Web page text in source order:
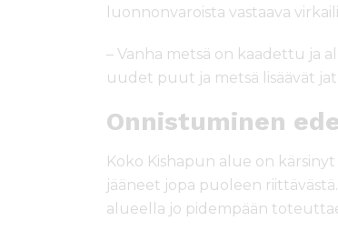
luonnonvaroista vastaava
– Vanha metsä on kaadettu ja
uudet puut ja metsä lisäävät
Onnistuminen
Koko Kishapun alue on
jääneet jopa puoleen
alueella jo pidempään